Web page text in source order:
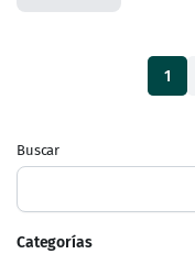
1
Buscar
Categorías